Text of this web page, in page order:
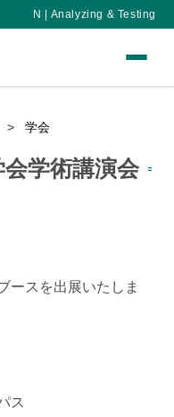
N | Analyzing & Testing
学会
学術講演会
ースを出展いたしま
ス